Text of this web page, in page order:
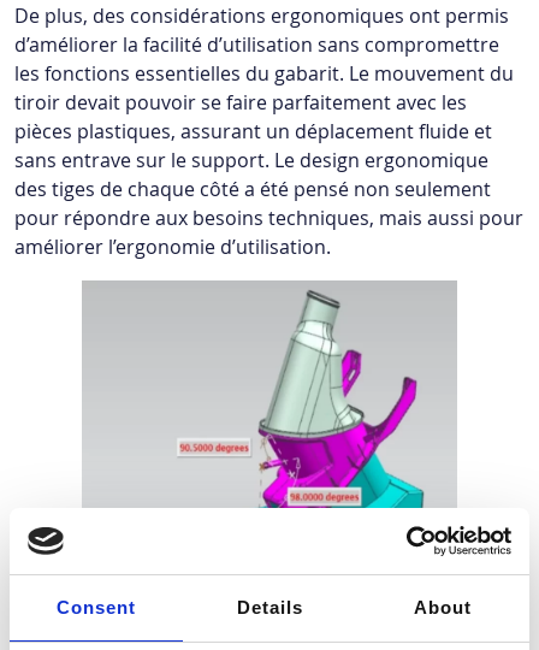
Consent Details About
De plus, des considérations ergonomiques ont permis
d’améliorer la facilité d’utilisation sans compromettre
les fonctions essentielles du gabarit. Le mouvement du
tiroir devait pouvoir se faire parfaitement avec les
pièces plastiques, assurant un déplacement fluide et
sans entrave sur le support. Le design ergonomique
des tiges de chaque côté a été pensé non seulement
pour répondre aux besoins techniques, mais aussi pour
améliorer l’ergonomie d’utilisation.